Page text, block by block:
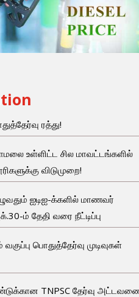
ரத்து!
உள்ளிட்ட சில மாவட்டங்களில்
விடுமுறை!
ஐடிஐ-க்களில் மாணவர்
ம் தேதி வரை நீட்டிப்பு
பொதுத்தேர்வு முடிவுகள்
TNPSC தேர்வு